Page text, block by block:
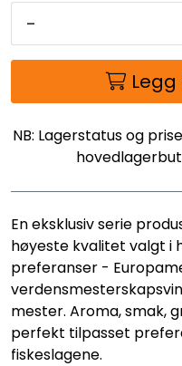
-
NB: Lagerstatus og
En eksklusiv serie
høyeste kvalitet valgt i
preferanser -
mester. Aroma, smak,
perfekt tilpasset
fiskeslagene.